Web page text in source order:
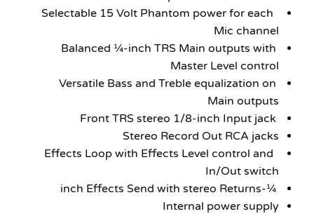
Selectable 15 Volt Phantom power for each
Mic channel
Balanced ¼-inch TRS Main outputs with
Master Level control
Versatile Bass and Treble equalization on
Main outputs
Stereo Record Out RCA jacks
Effects Loop with Effects Level control and
In/Out switch
¼-inch Effects Send with stereo Returns
Internal power supply